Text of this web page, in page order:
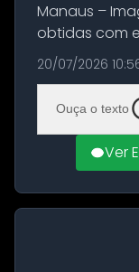
Manaus –
obtidas com
momento da
morte de
ocorreu na
20/07/2026
Ouça o texto
Ver